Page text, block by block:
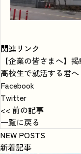
関連リンク
【企業の皆さまへ】
高校生で就活する君へ
Facebook
Twitter
<< 前の記事
一覧に戻る
NEW POSTS
新着記事